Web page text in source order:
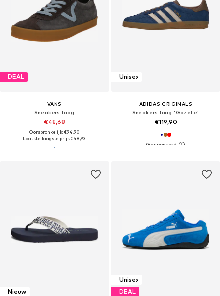
DEAL
VANS
Sneakers laag
€48,68
Oorspronkelijk: €94,90
Laatste laagste prijs:€48,93
Unisex
ADIDAS ORIGINALS
Sneakers laag 'Gazelle'
€119,90
Nieuw
Unisex
DEAL